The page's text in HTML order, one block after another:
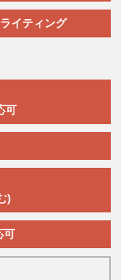
イティング
可
)
可